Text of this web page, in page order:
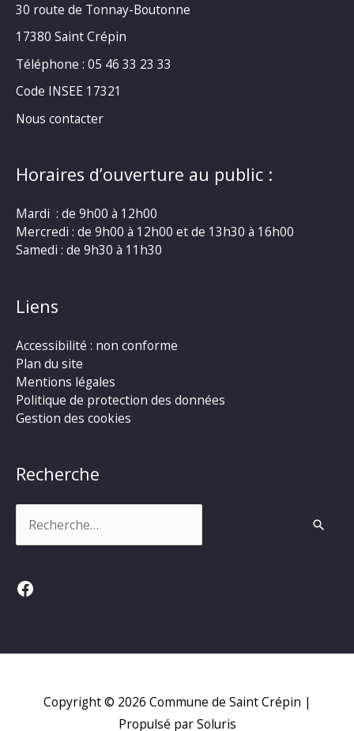
30 route de Tonnay-Boutonne
17380 Saint Crépin
Téléphone : 05 46 33 23 33
Code INSEE 17321
Nous contacter
Horaires d’ouverture au public :
Mardi : de 9h00 à 12h00
Mercredi : de 9h00 à 12h00 et de 13h30 à 16h00
Samedi : de 9h30 à 11h30
Liens
Accessibilité : non conforme
Plan du site
Mentions légales
Politique de protection des données
Gestion des cookies
Recherche
Facebook
Copyright © 2026 Commune de Saint Crépin |
Propulsé par Soluris